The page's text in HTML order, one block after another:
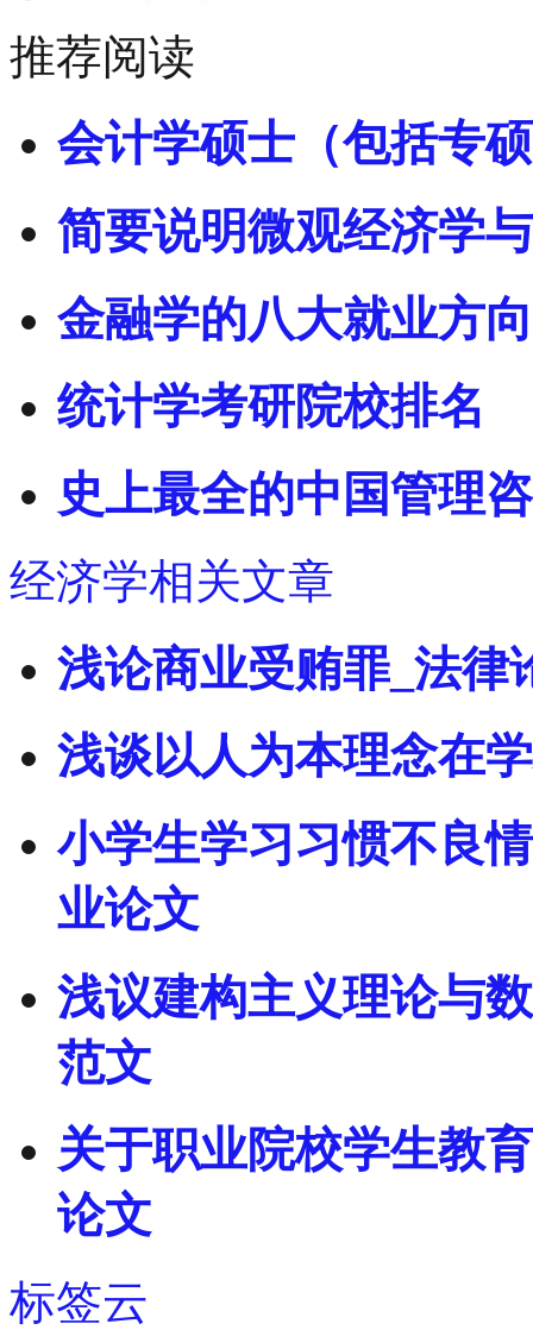
推荐阅读
会计学硕士（包括专
简要说明微观经济学
金融学的八大就业方
统计学考研院校排名
史上最全的中国管理
经济学相关文章
浅论商业受贿罪_法律
浅谈以人为本理念在
小学生学习习惯不良
业论文
浅议建构主义理论与
范文
关于职业院校学生教
论文
标签云